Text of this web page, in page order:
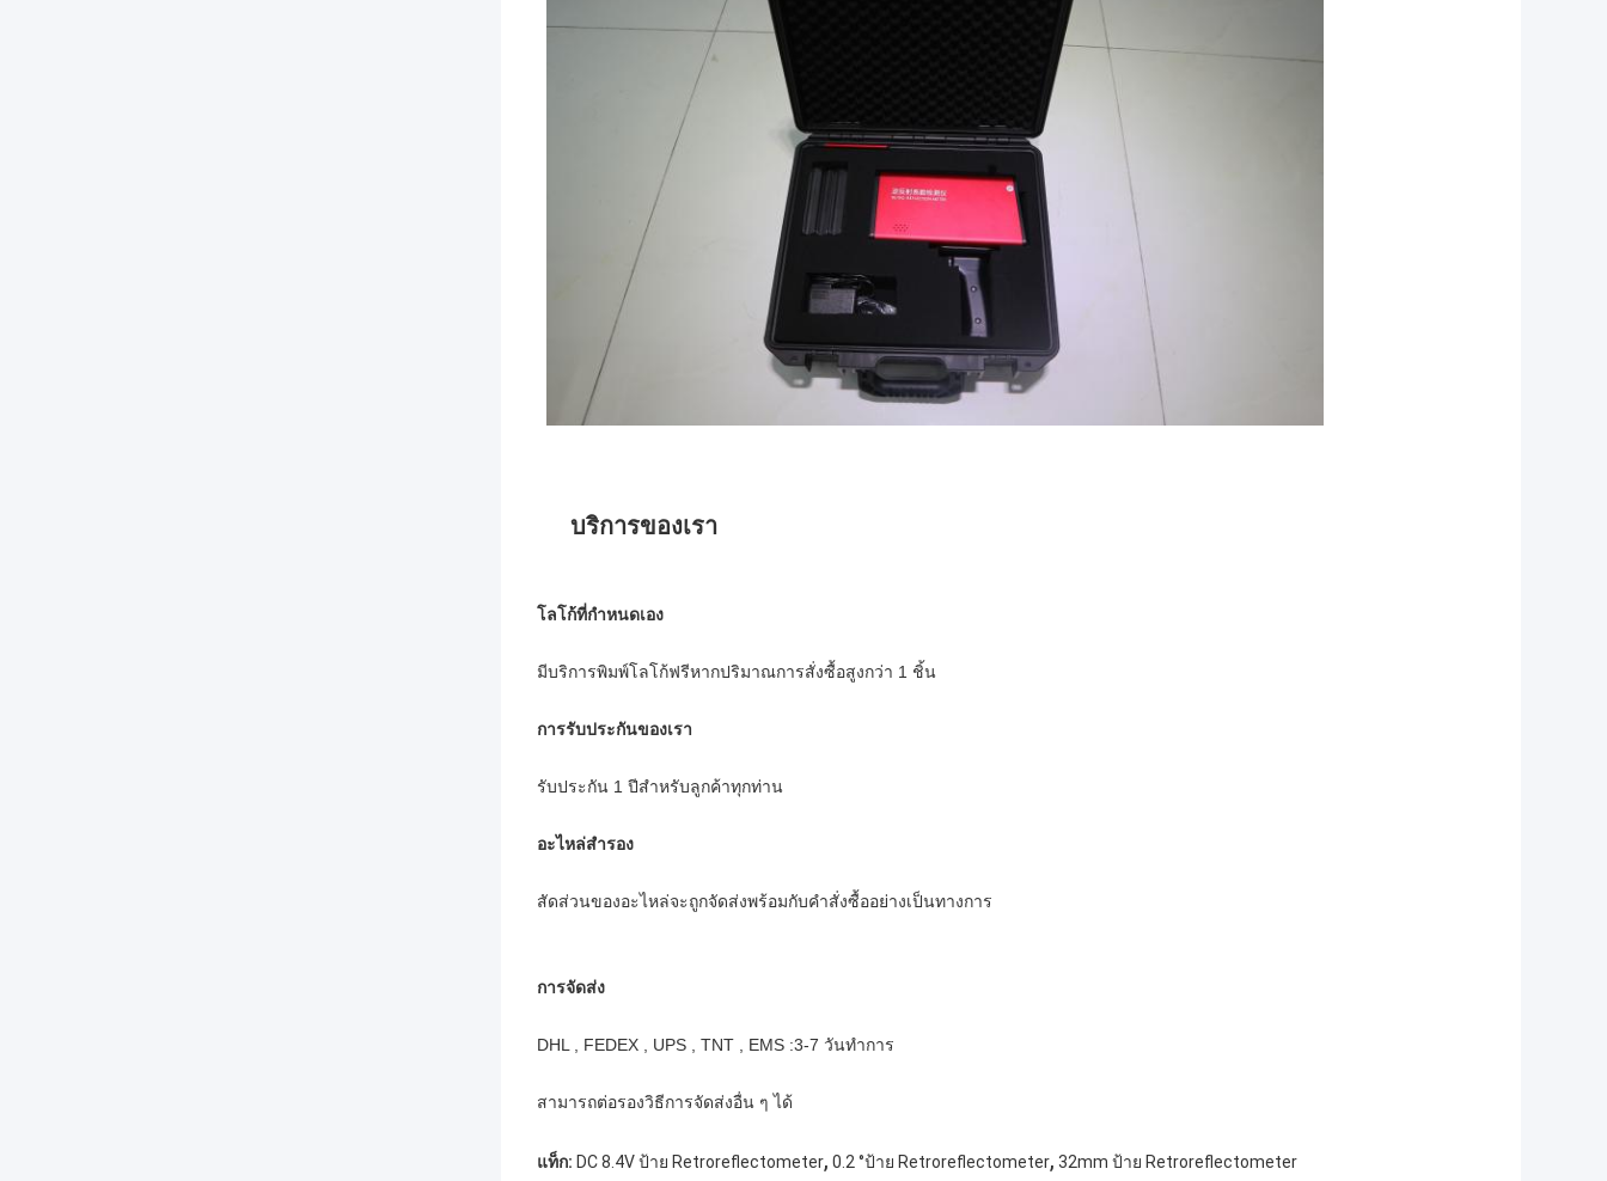
บริการของเรา
โลโก้ที่กำหนดเอง
มีบริการพิมพ์โลโก้ฟรีหากปริมาณการสั่งซื้อสูงกว่า 1 ชิ้น
การรับประกันของเรา
รับประกัน 1 ปีสำหรับลูกค้าทุกท่าน
อะไหล่สำรอง
สัดส่วนของอะไหล่จะถูกจัดส่งพร้อมกับคำสั่งซื้ออย่างเป็นทางการ
การจัดส่ง
DHL , FEDEX , UPS , TNT , EMS :3-7 วันทำการ
สามารถต่อรองวิธีการจัดส่งอื่น ๆ ได้
แท็ก: DC 8.4V ป้าย Retroreflectometer, 0.2 °ป้าย Retroreflectometer, 32mm ป้าย Retroreflectometer